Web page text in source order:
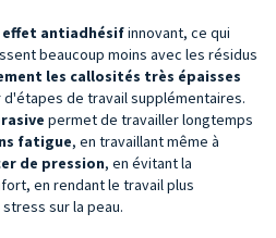
effet antiadhésifinnovant, ce qui
beaucoup moins avec les résidus
les callosités très épaisses
de travail supplémentaires.
permet de travailler longtemps
fatigue, en travaillant même à
de pression, en évitant la
en rendant le travail plus
sur la peau.